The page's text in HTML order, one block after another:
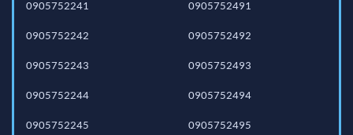
0905752241
0905752242
0905752243
0905752244
0905752245
0905752491
0905752492
0905752493
0905752494
0905752495